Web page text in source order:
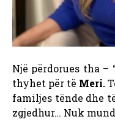
Një përdorues tha –
thyhet për të Meri.
familjes tënde dhe
zgjedhur… Nuk